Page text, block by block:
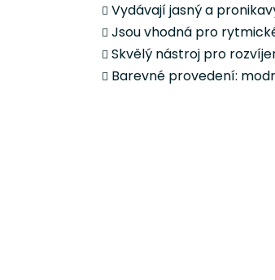
Vydávají jasný a
Jsou vhodná pro
Skvělý nástroj pro
Barevné provedení: